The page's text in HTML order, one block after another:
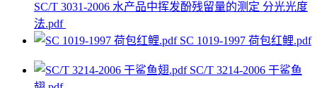
SC/T 3031-2006 水产品中挥发酚残留量的测定 分光光度
法.pdf
SC 1019-1997 荷包红鲤.pdf
SC/T 3214-2006 干鲨鱼